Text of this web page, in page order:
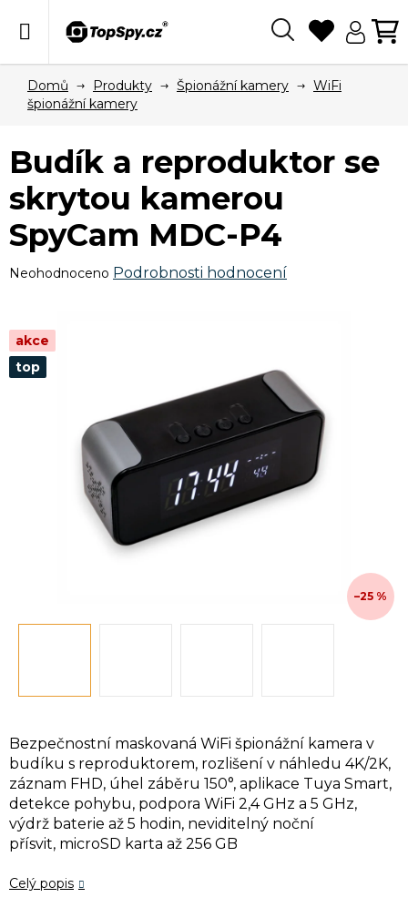
Domů Produkty Špionážní kamery
WiFi
špionážní kamery
Bezpečnostní maskovaná WiFi špionážní kamera v
budíku s reproduktorem, rozlišení v náhledu 4K/2K,
záznam FHD, úhel záběru 150°, aplikace Tuya Smart,
detekce pohybu, podpora WiFi 2,4 GHz a 5 GHz,
výdrž baterie až 5 hodin, neviditelný noční
přísvit, microSD karta až 256 GB
Celý popis
Budík a reproduktor se
skrytou kamerou
SpyCam MDC-P4
Průměrné
je
0,0
z
Neohodnoceno Podrobnosti hodnocení
akce
top
–25 %